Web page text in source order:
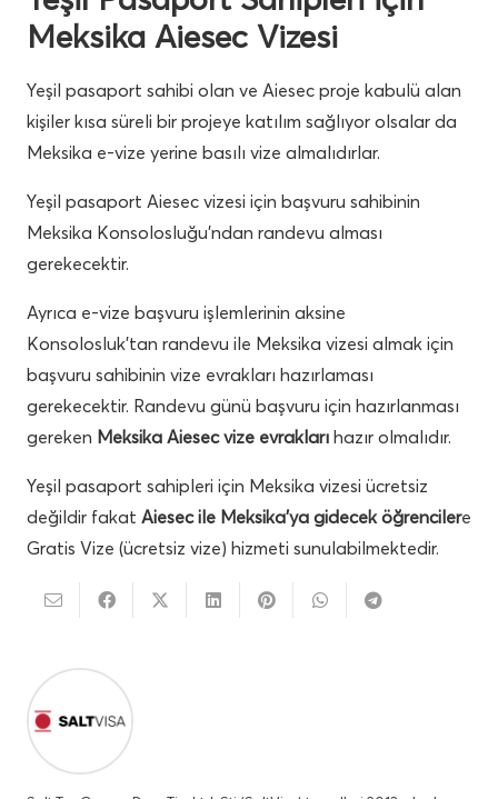
Meksika Aiesec Vizesi
Yeşil pasaport sahibi olan ve Aiesec proje kabulü alan
kişiler kısa süreli bir projeye katılım sağlıyor olsalar da
Meksika e-vize yerine basılı vize almalıdırlar.
Yeşil pasaport Aiesec vizesi için başvuru sahibinin
Meksika Konsolosluğu’ndan randevu alması
gerekecektir.
Ayrıca e-vize başvuru işlemlerinin aksine
Konsolosluk’tan randevu ile Meksika vizesi almak için
başvuru sahibinin vize evrakları hazırlaması
gerekecektir. Randevu günü başvuru için hazırlanması
gereken Meksika Aiesec vize evrakları hazır olmalıdır.
Yeşil pasaport sahipleri için Meksika vizesi ücretsiz
değildir fakat Aiesec ile Meksika’ya gidecek öğrencilere
Gratis Vize (ücretsiz vize) hizmeti sunulabilmektedir.